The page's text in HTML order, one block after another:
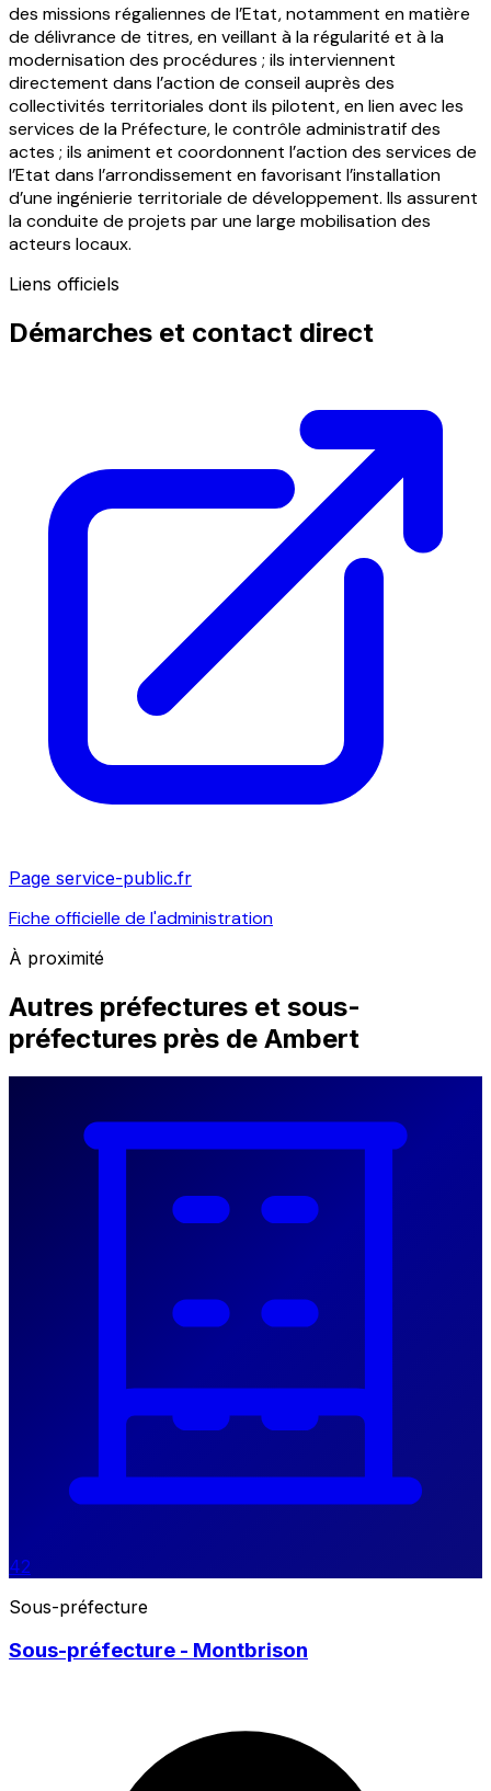
des missions régaliennes de l’Etat, notamment en matière
de délivrance de titres, en veillant à la régularité et à la
modernisation des procédures ; ils interviennent
directement dans l’action de conseil auprès des
collectivités territoriales dont ils pilotent, en lien avec les
services de la Préfecture, le contrôle administratif des
actes ; ils animent et coordonnent l’action des services de
l’Etat dans l’arrondissement en favorisant l’installation
d’une ingénierie territoriale de développement. Ils assurent
la conduite de projets par une large mobilisation des
acteurs locaux.
Liens officiels
Démarches et contact direct
Page service-public.fr
Fiche officielle de l'administration
À proximité
Autres préfectures et sous-
préfectures près de Ambert
42
Sous-préfecture
Sous-préfecture - Montbrison